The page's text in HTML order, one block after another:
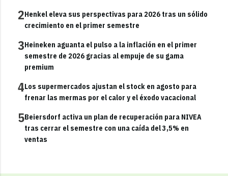
2Henkel eleva sus perspectivas para 2026 tras un sólido
crecimiento en el primer semestre
3Heineken aguanta el pulso a la inflación en el primer
semestre de 2026 gracias al empuje de su gama
premium
4Los supermercados ajustan el stock en agosto para
frenar las mermas por el calor y el éxodo vacacional
5Beiersdorf activa un plan de recuperación para NIVEA
tras cerrar el semestre con una caída del 3,5% en
ventas